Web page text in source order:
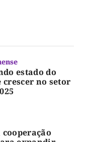
estado do
crescer no setor